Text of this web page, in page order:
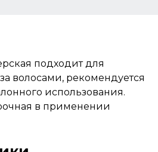
подходит для
волосами, рекомендуется
использования.
в применении